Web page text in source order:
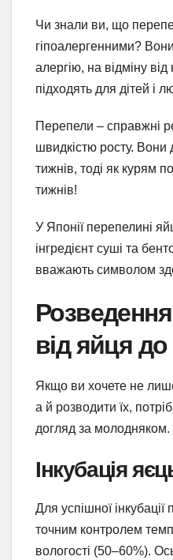
Чи знали ви, що
гіпоалергенними?
алергію, на відміну
підходять для дітей і
Перепели – справжні
швидкістю росту. Вони
тижнів, тоді як курям
тижнів!
У Японії перепелині
інгредієнт суші та
вважають символом
від яйця
Якщо ви хочете не
а й розводити їх,
догляд за молодняком.
Інкубація
Для успішної інкубації
точним контролем
вологості (50–60%).